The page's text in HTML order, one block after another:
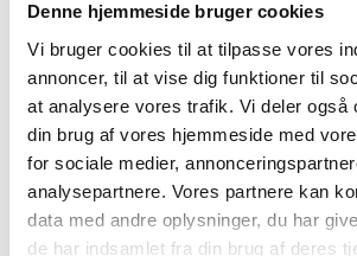
Denne hjemmeside bruger cookies
Vi bruger cookies til at tilpasse vores
annoncer, til at vise dig funktioner til
at analysere vores trafik. Vi deler også
din brug af vores hjemmeside med
for sociale medier,
analysepartnere. Vores partnere kan
data med andre oplysninger, du har
de har indsamlet fra din brug af deres
Tilføj til Ønskeskyen
BESKRIVELSE
Et minde fra en stor dag.